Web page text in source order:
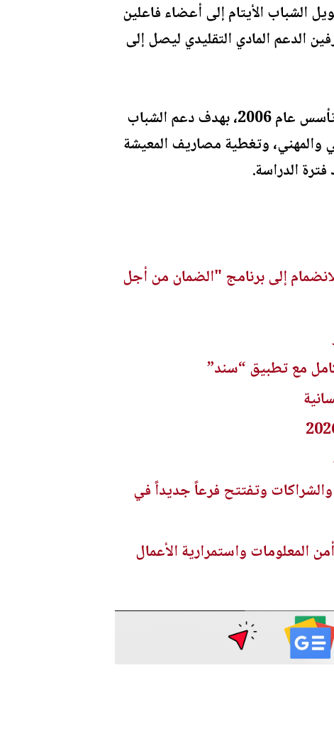
تهدف إلى تحويل الشباب الأيتام إلى أعضاء فاعلين
الدعم المادي التقليدي ليصل إلى
ويُذكر أن صندوق الأمان لمستقبل الأيتام، هو إحدى مبادرات جلالة الملكة رانيا الذي تأسس عام 2006، بهدف دعم الشباب
الأكاديمي والمهني، وتغطية مصاريف المعيشة
الدراسة.
إلى برنامج "الضمان من أجل
مع تطبيق “سند”
وتفتتح فرعاً جديداً في
المعلومات واستمرارية الأعمال